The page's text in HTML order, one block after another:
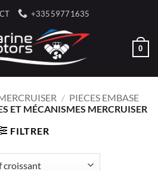
+33559771635
0
/ PIECES EMBASE
ET MÉCANISMES MERCRUISER
FILTRER